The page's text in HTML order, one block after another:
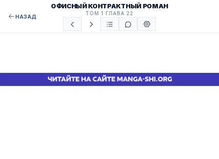
НАЗАД
ОФИСНЫЙ КОНТРАКТНЫЙ РОМАН
ТОМ 1 ГЛАВА 22